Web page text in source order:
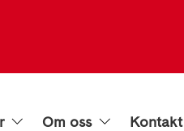
Om oss Kontakt